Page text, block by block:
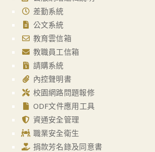
差勤系統
公文系統
教育雲信箱
教職員工信箱
請購系統
內控聲明書
校園網路問題報修
ODF文件應用工具
資通安全管理
職業安全衛生
捐款芳名錄及同意書